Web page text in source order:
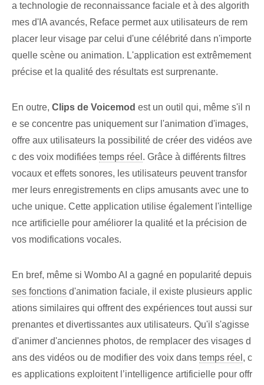
a technologie de reconnaissance faciale et à des algorith
mes d'IA avancés, Reface permet aux utilisateurs de rem
placer leur visage par celui d'une célébrité dans n'importe
quelle scène ou animation. L'application est extrêmement
précise et la qualité des résultats est surprenante.
En outre, Clips de Voicemod est un outil qui, même s'il n
e se concentre pas uniquement sur l'animation d'images,
offre aux utilisateurs la possibilité de créer des vidéos ave
c des voix modifiées temps réel . Grâce à différents filtres
vocaux et effets sonores, les utilisateurs peuvent transfor
mer leurs enregistrements en clips amusants avec une to
uche unique. Cette application utilise également l'intellige
nce artificielle pour améliorer la qualité et la précision de
vos modifications vocales.
En bref, même si Wombo AI a gagné en popularité depuis
ses fonctions d'animation faciale, il existe plusieurs applic
ations similaires qui offrent des expériences tout aussi sur
prenantes et divertissantes aux utilisateurs. Qu'il s'agisse
d'animer d'anciennes photos, de remplacer des visages d
ans des vidéos ou de modifier des voix dans temps réel , c
es applications exploitent l’intelligence artificielle pour offr